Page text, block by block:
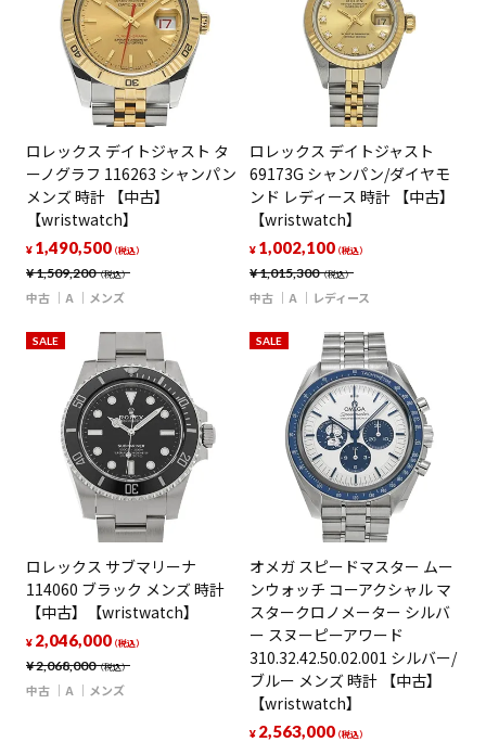
ロレックス デイトジャスト タ
ーノグラフ 116263 シャンパン
メンズ 時計 【中古】
【wristwatch】
¥1,509,200（税込）
¥ 1,490,500（税込）
中古 A メンズ
ロレックス デイトジャスト
69173G シャンパン/ダイヤモ
ンド レディース 時計 【中古】
【wristwatch】
¥1,015,300（税込）
¥ 1,002,100（税込）
中古 A レディース
SALE
ロレックス サブマリーナ
114060 ブラック メンズ 時計
【中古】【wristwatch】
¥2,068,000（税込）
¥ 2,046,000（税込）
中古 A メンズ
SALE
オメガ スピードマスター ムー
ンウォッチ コーアクシャル マ
スタークロノメーター シルバ
ー スヌーピーアワード
310.32.42.50.02.001 シルバー/
ブルー メンズ 時計 【中古】
【wristwatch】
¥ 2,563,000（税込）